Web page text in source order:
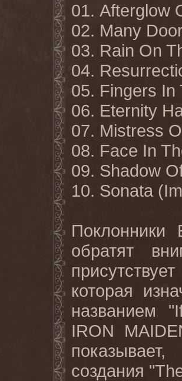
01. Afterglow
02. Many
03. Rain On
04.
05. Fingers In
06. Eternity
07. Mistress
08. Face In
09. Shadow
10. Sonata
Поклонники
обратят
присутствует
которая
названием
IRON
создания "